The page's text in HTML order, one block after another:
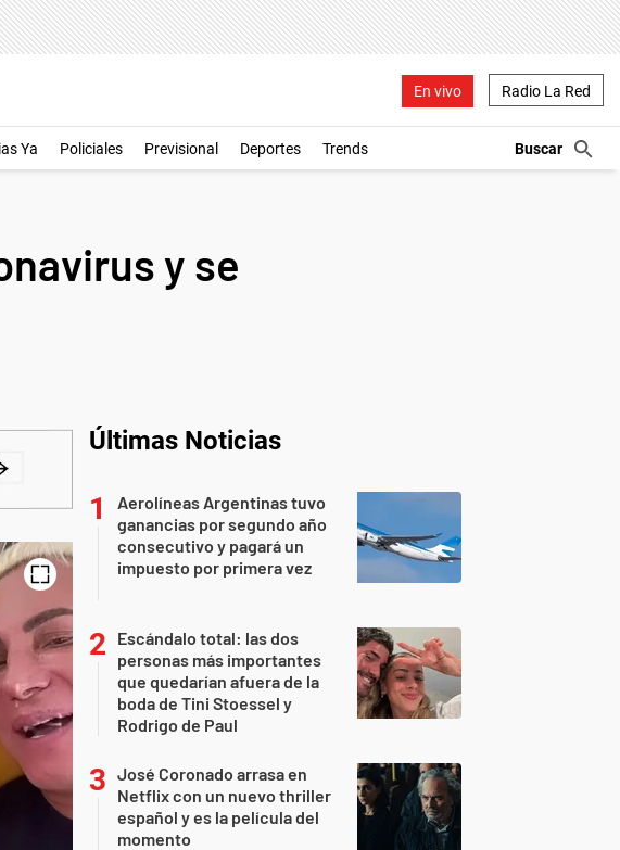
En vivo Radio La Red
Ya Policiales Previsional Deportes Trends
y se
Últimas Noticias
Aerolíneas Argentinas tuvo
ganancias por segundo año
consecutivo y pagará un
impuesto por primera vez
Escándalo total: las dos
personas más importantes
que quedarían afuera de la
boda de Tini Stoessel y
Rodrigo de Paul
José Coronado arrasa en
Netflix con un nuevo thriller
español y es la película del
momento